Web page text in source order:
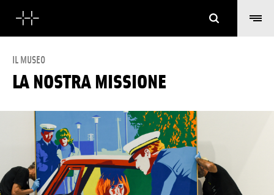
IL MUSEO
LA NOSTRA MISSIONE